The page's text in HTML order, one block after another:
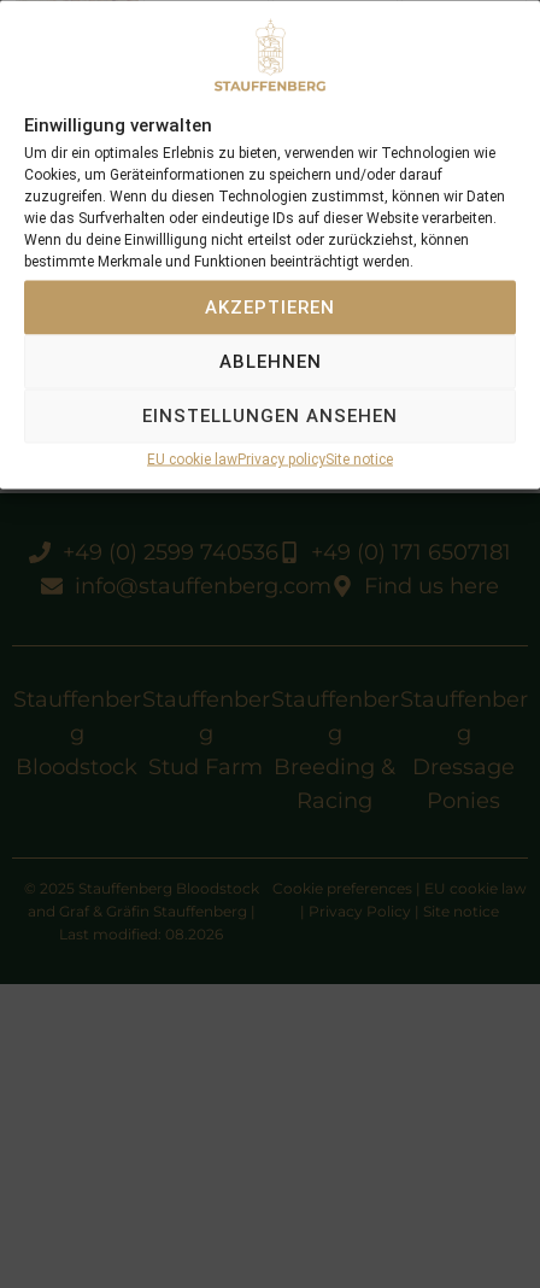
Einwilligung verwalten
Um dir ein optimales Erlebnis zu bieten, verwenden wir Technologien wie
Cookies, um Geräteinformationen zu speichern und/oder darauf
zuzugreifen. Wenn du diesen Technologien zustimmst, können wir Daten
wie das Surfverhalten oder eindeutige IDs auf dieser Website verarbeiten.
Wenn du deine Einwillligung nicht erteilst oder zurückziehst, können
bestimmte Merkmale und Funktionen beeinträchtigt werden.
AKZEPTIEREN
ABLEHNEN
EINSTELLUNGEN ANSEHEN
EU cookie lawPrivacy policySite notice
(USA)
Spectacular
Bid
Qui Royalty
Royalty
Qui Blink
dual classic winner in Germany
purchased by Stauffenberg Bloodstock at
+49 (0) 2599 740536
+49 (0) 171 6507181
info@stauffenberg.com
Find us here
Stauffenber
g
Bloodstock
Stauffenber
g
Stud Farm
Stauffenber
g
Breeding &
Racing
Stauffenber
g
Dressage
Ponies
© 2025 Stauffenberg Bloodstock
and Graf & Gräfin Stauffenberg |
Last modified: 08.2026
Cookie preferences | EU cookie law
| Privacy Policy | Site notice